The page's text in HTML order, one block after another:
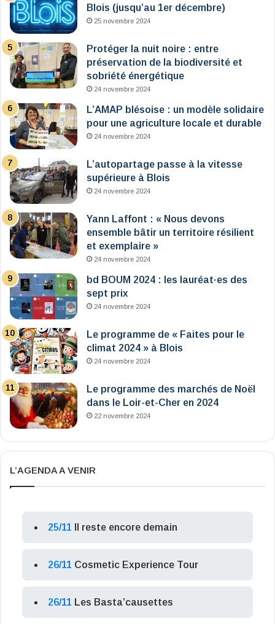
Blois (jusqu’au 1er décembre)
25 novembre 2024
Protéger la nuit noire : entre
préservation de la biodiversité et
sobriété énergétique
24 novembre 2024
L’AMAP blésoise : un modèle solidaire
pour une agriculture locale et durable
24 novembre 2024
L’autopartage passe à la vitesse
supérieure à Blois
24 novembre 2024
Yann Laffont : « Nous devons
ensemble bâtir un territoire résilient
et exemplaire »
24 novembre 2024
bd BOUM 2024 : les lauréat·es des
sept prix
24 novembre 2024
Le programme de « Faites pour le
climat 2024 » à Blois
24 novembre 2024
Le programme des marchés de Noël
dans le Loir-et-Cher en 2024
22 novembre 2024
L’AGENDA A VENIR
25/11 Il reste encore demain
26/11 Cosmetic Experience Tour
26/11 Les Basta’causettes